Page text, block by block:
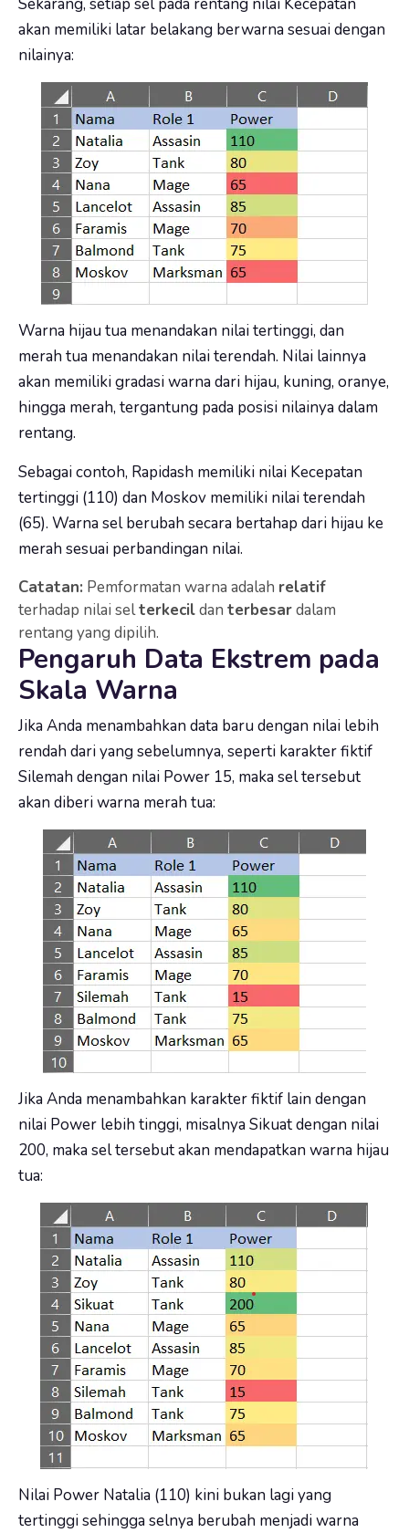
Sekarang, setiap sel pada rentang nilai Kecepatan
akan memiliki latar belakang berwarna sesuai dengan
nilainya:
Warna hijau tua menandakan nilai tertinggi, dan
merah tua menandakan nilai terendah. Nilai lainnya
akan memiliki gradasi warna dari hijau, kuning, oranye,
hingga merah, tergantung pada posisi nilainya dalam
rentang.
Sebagai contoh, Rapidash memiliki nilai Kecepatan
tertinggi (110) dan Moskov memiliki nilai terendah
(65). Warna sel berubah secara bertahap dari hijau ke
merah sesuai perbandingan nilai.
Catatan: Pemformatan warna adalah relatif
terhadap nilai selterkecildan terbesardalam
rentang yang dipilih.
Pengaruh Data Ekstrem pada
Skala Warna
Jika Anda menambahkan data baru dengan nilai lebih
rendah dari yang sebelumnya, seperti karakter fiktif
Silemah dengan nilai Power 15, maka sel tersebut
akan diberi warna merah tua:
Jika Anda menambahkan karakter fiktif lain dengan
nilai Power lebih tinggi, misalnya Sikuat dengan nilai
200, maka sel tersebut akan mendapatkan warna hijau
tua:
Nilai Power Natalia (110) kini bukan lagi yang
tertinggi sehingga selnya berubah menjadi warna